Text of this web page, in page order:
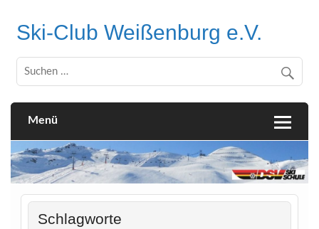
contentSki-Club Weißenburg e.V.
Menü
Schlagworte